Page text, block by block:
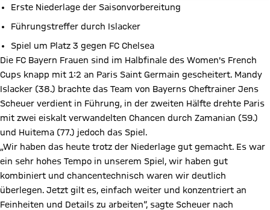
Erste Niederlage der Saisonvorbereitung
Führungstreffer durch Islacker
Spiel um Platz 3 gegen FC Chelsea
Die FC Bayern Frauen sind im Halbfinale des Women's French
Cups knapp mit 1:2 an Paris Saint Germain gescheitert. Mandy
Islacker (38.) brachte das Team von Bayerns Cheftrainer Jens
Scheuer verdient in Führung, in der zweiten Hälfte drehte Paris
mit zwei eiskalt verwandelten Chancen durch Zamanian (59.)
und Huitema (77.) jedoch das Spiel.
„Wir haben das heute trotz der Niederlage gut gemacht. Es war
ein sehr hohes Tempo in unserem Spiel, wir haben gut
kombiniert und chancentechnisch waren wir deutlich
überlegen. Jetzt gilt es, einfach weiter und konzentriert an
Feinheiten und Details zu arbeiten“, sagte Scheuer nach